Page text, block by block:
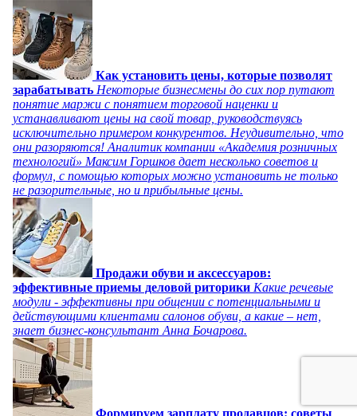
Как установить цены, которые позволят
зарабатывать Некоторые бизнесмены до сих пор путают
понятие маржи с понятием торговой наценки и
устанавливают цены на свой товар, руководствуясь
исключительно примером конкурентов. Неудивительно, что
они разоряются! Аналитик компании «Академия розничных
технологий» Максим Горшков дает несколько советов и
формул, с помощью которых можно установить не только
не разорительные, но и прибыльные цены.
Продажи обуви и аксессуаров:
эффективные приемы деловой риторики Какие речевые
модули - эффективны при общении с потенциальными и
действующими клиентами салонов обуви, а какие – нет,
знает бизнес-консультант Анна Бочарова.
Формируем зарплату продавцов: советы